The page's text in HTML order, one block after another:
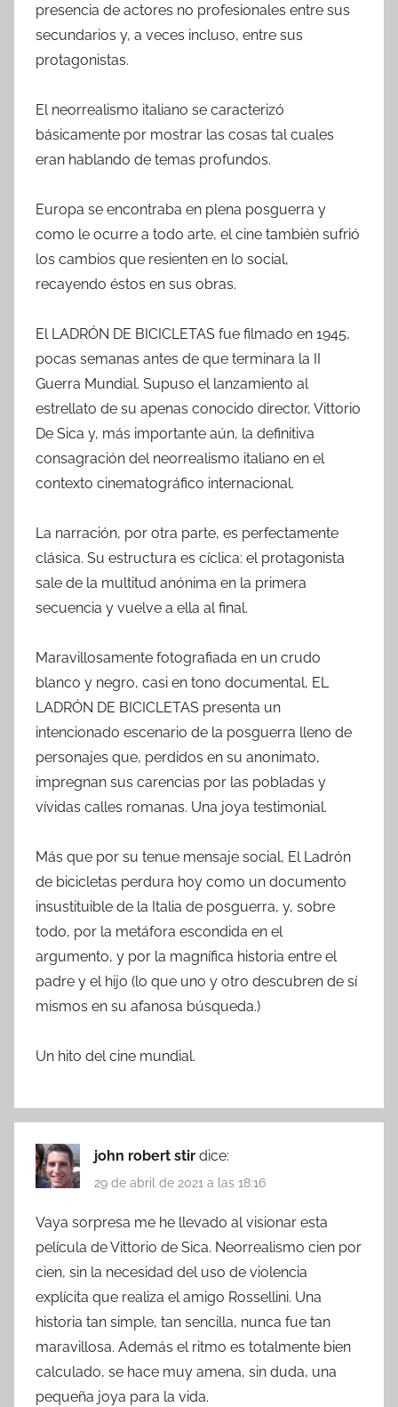
presencia de actores no profesionales entre sus
secundarios y, a veces incluso, entre sus
protagonistas.
El neorrealismo italiano se caracterizó
básicamente por mostrar las cosas tal cuales
eran hablando de temas profundos.
Europa se encontraba en plena posguerra y
como le ocurre a todo arte, el cine también sufrió
los cambios que resienten en lo social,
recayendo éstos en sus obras.
El LADRÓN DE BICICLETAS fue filmado en 1945,
pocas semanas antes de que terminara la II
Guerra Mundial. Supuso el lanzamiento al
estrellato de su apenas conocido director, Vittorio
De Sica y, más importante aún, la definitiva
consagración del neorrealismo italiano en el
contexto cinematográfico internacional.
La narración, por otra parte, es perfectamente
clásica. Su estructura es cíclica: el protagonista
sale de la multitud anónima en la primera
secuencia y vuelve a ella al final.
Maravillosamente fotografiada en un crudo
blanco y negro, casi en tono documental, EL
LADRÓN DE BICICLETAS presenta un
intencionado escenario de la posguerra lleno de
personajes que, perdidos en su anonimato,
impregnan sus carencias por las pobladas y
vívidas calles romanas. Una joya testimonial.
Más que por su tenue mensaje social, El Ladrón
de bicicletas perdura hoy como un documento
insustituible de la Italia de posguerra, y, sobre
todo, por la metáfora escondida en el
argumento, y por la magnífica historia entre el
padre y el hijo (lo que uno y otro descubren de sí
mismos en su afanosa búsqueda.)
Un hito del cine mundial.
john robert stir dice:
29 de abril de 2021 a las 18:16
Vaya sorpresa me he llevado al visionar esta
película de Vittorio de Sica. Neorrealismo cien por
cien, sin la necesidad del uso de violencia
explícita que realiza el amigo Rossellini. Una
historia tan simple, tan sencilla, nunca fue tan
maravillosa. Además el ritmo es totalmente bien
calculado, se hace muy amena, sin duda, una
pequeña joya para la vida.